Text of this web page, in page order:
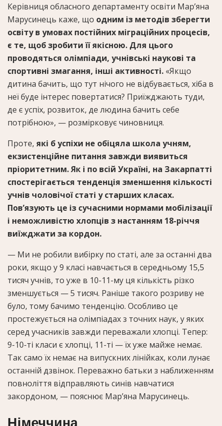
Керівниця обласного департаменту освіти Мар’яна
Марусинець каже, що одним із методів зберегти
освіту в умовах постійних міграційних процесів,
є те, щоб зробити її якісною. Для цього
проводяться олімпіади, учнівські наукові та
спортивні змагання, інші активності. «Якщо
дитина бачить, що тут нічого не відбувається, хіба в
неї буде інтерес повертатися? Приїжджають туди,
де є успіх, розвиток, де людина бачить себе
потрібною», — розмірковує чиновниця.
Проте, які б успіхи не обіцяла школа учням,
екзистенційне питання завжди виявиться
пріоритетним. Як і по всій Україні, на Закарпатті
спостерігається тенденція зменшення кількості
учнів чоловічої статі у старших класах.
Пов’язують це із сучасними нормами мобілізації
і неможливістю хлопців з настанням 18-річчя
виїжджати за кордон.
— Ми не робили вибірку по статі, але за останні два
роки, якщо у 9 класі навчається в середньому 15,5
тисяч учнів, то уже в 10-11-му ця кількість різко
зменшується — 5 тисяч. Раніше такого розриву не
було, тому бачимо тенденцію. Особливо це
простежується на олімпіадах з точних наук, у яких
серед учасників завжди переважали хлопці. Тепер:
9-10-ті класи є хлопці, 11-ті — їх уже майже немає.
Так само їх немає на випускних лінійках, коли лунає
останній дзвінок. Переважно батьки з наближенням
повноліття відправляють синів навчатися
закордоном, — пояснює Мар’яна Марусинець.